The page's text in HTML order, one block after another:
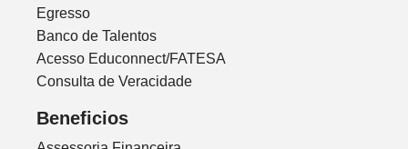
Egresso
Banco de Talentos
Acesso Educonnect/FATESA
Consulta de Veracidade
Beneficios